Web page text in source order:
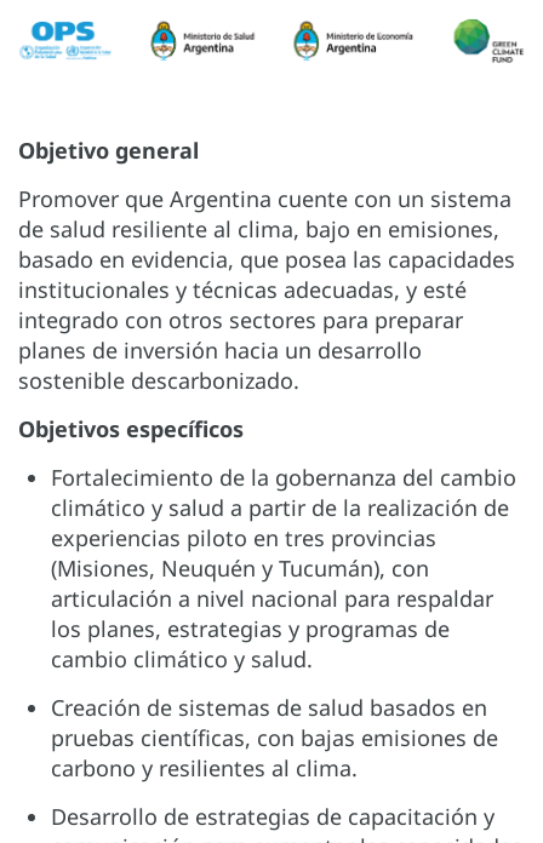
Objetivo general
Promover que Argentina cuente con un sistema
de salud resiliente al clima, bajo en emisiones,
basado en evidencia, que posea las capacidades
institucionales y técnicas adecuadas, y esté
integrado con otros sectores para preparar
planes de inversión hacia un desarrollo
sostenible descarbonizado.
Objetivos específicos
Fortalecimiento de la gobernanza del cambio
climático y salud a partir de la realización de
experiencias piloto en tres provincias
(Misiones, Neuquén y Tucumán), con
articulación a nivel nacional para respaldar
los planes, estrategias y programas de
cambio climático y salud.
Creación de sistemas de salud basados en
pruebas científicas, con bajas emisiones de
carbono y resilientes al clima.
Desarrollo de estrategias de capacitación y